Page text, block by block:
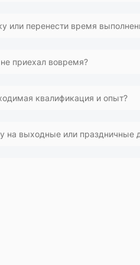
подбирает специалиста,
или перенести время
с нами по указанным
приехал вовремя?
возможны из-за форс-мажоров
квалификация и опыт?
три этапа проверки и
на выходные или праздничные